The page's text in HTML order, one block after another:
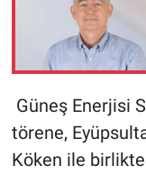
Güneş Enerjisi
törene,
Köken ile